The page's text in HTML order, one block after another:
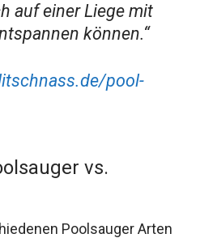
auf einer Liege mit
können.“
pool-
vs.
Poolsauger Arten